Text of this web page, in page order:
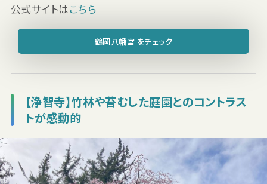
公式サイトはこちら
鶴岡八幡宮 をチェック
【浄智寺】竹林や苔むした庭園とのコントラス
トが感動的